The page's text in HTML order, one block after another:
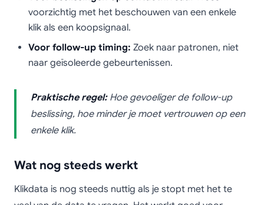
voorzichtig met het beschouwen van een enkele
klik als een koopsignaal.
Voor follow-up timing: Zoek naar patronen, niet
naar geïsoleerde gebeurtenissen.
Praktische regel:Hoe gevoeliger de follow-up
beslissing, hoe minder je moet vertrouwen op een
enkele klik.
Wat nog steeds werkt
Klikdata is nog steeds nuttig als je stopt met het te